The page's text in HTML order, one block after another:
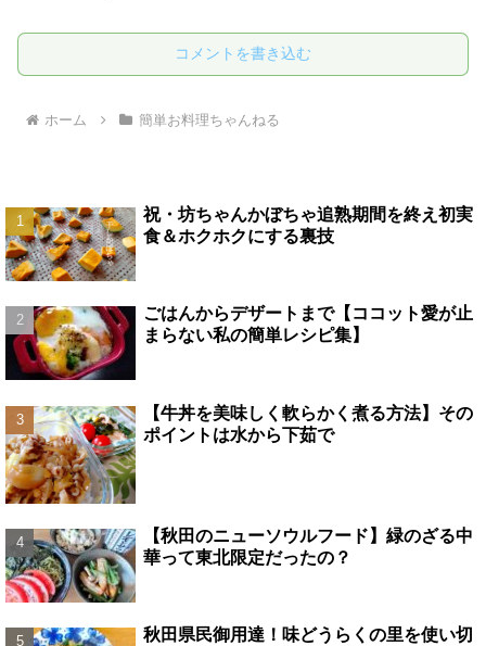
コメントを書き込む
ホーム 簡単お料理ちゃんねる
祝・坊ちゃんかぼちゃ追熟期間を終え初実
食＆ホクホクにする裏技
ごはんからデザートまで【ココット愛が止
まらない私の簡単レシピ集】
【牛丼を美味しく軟らかく煮る方法】その
ポイントは水から下茹で
【秋田のニューソウルフード】緑のざる中
華って東北限定だったの？
秋田県民御用達！味どうらくの里を使い切